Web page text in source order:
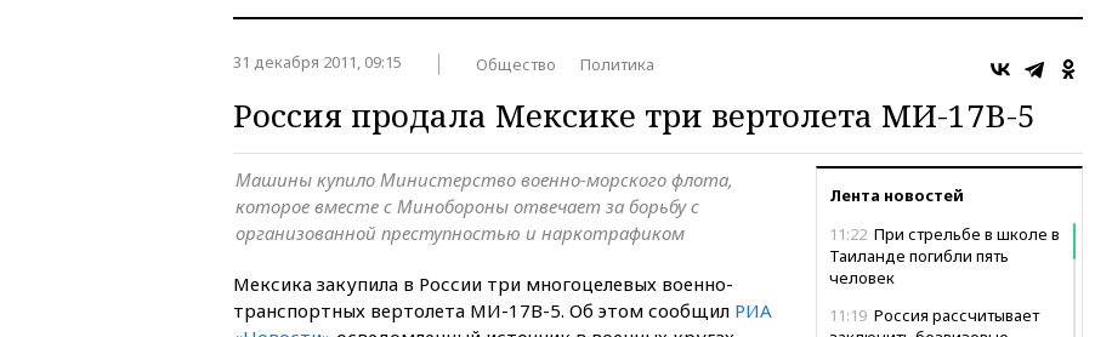
31 декабря 2011, 09:15 Общество Политика
Россия продала Мексике три вертолета МИ-17В-5
Лента новостей
11:22 При стрельбе в школе в
Таиланде погибли пять
человек
11:19 Россия рассчитывает
Машины купило Министерство военно-морского флота,
которое вместе с Минобороны отвечает за борьбу с
организованной преступностью и наркотрафиком
Мексика закупила в России три многоцелевых военно-
транспортных вертолета МИ-17В-5. Об этом сообщил РИА